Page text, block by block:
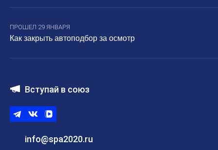
ПРОШЕЛ 29 ЯНВАРЯ
Как закрыть автоподбор за осмотр
Вступай в союз
info@spa2020.ru
TelegramВКонтакте
ВК